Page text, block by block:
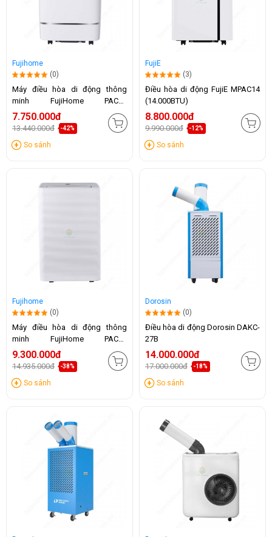
Fujihome
(0)
Máy điều hòa di động thông
minh FujiHome PAC12
(12.000BTU)
7.750.000đ
13.440.000đ -42%
So sánh
FujiE
(3)
Điều hòa di động FujiE MPAC14
(14.000BTU)
8.800.000đ
9.990.000đ -12%
So sánh
Fujihome
(0)
Máy điều hòa di động thông
minh FujiHome PAC14
(14.000BTU)
9.300.000đ
14.935.000đ -38%
So sánh
Dorosin
(0)
Điều hòa di động Dorosin DAKC-
27B
14.000.000đ
17.000.000đ -18%
So sánh